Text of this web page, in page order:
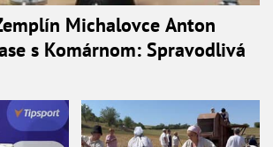
Michalovce Anton
s Komárnom: Spravodlivá